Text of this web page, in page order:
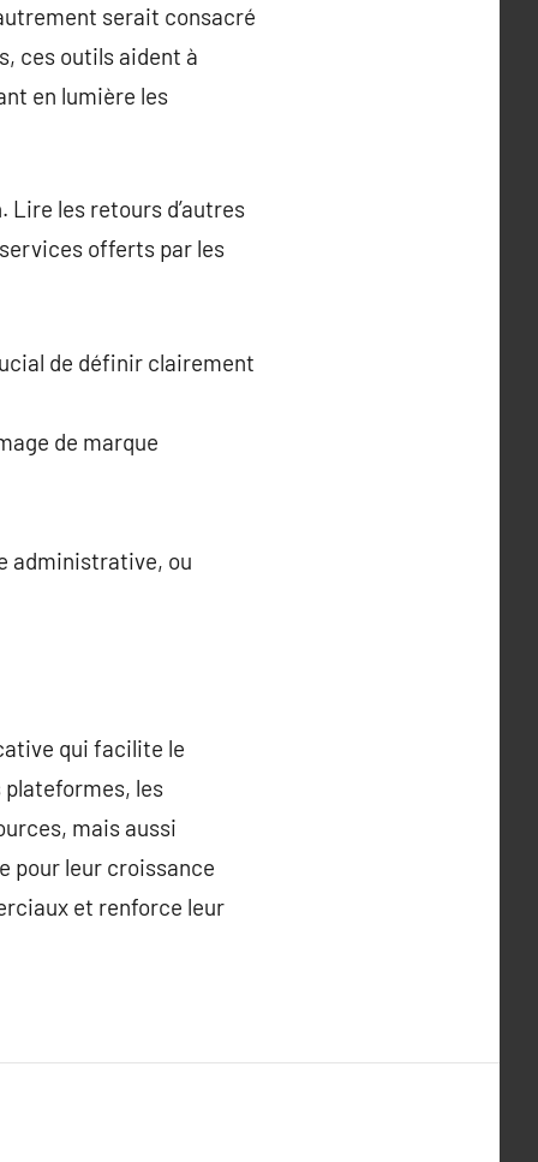
serait consacré
ces outils aident à
en lumière les
les retours d’autres
offerts par les
de définir clairement
de marque
administrative, ou
qui facilite le
plateformes, les
mais aussi
pour leur croissance
et renforce leur